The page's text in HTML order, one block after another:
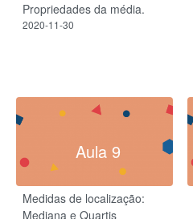
Propriedades da média.
2020-11-30
Aula 9
Medidas de localização:
Mediana e Quartis